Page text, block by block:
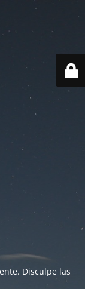
Disculpe las